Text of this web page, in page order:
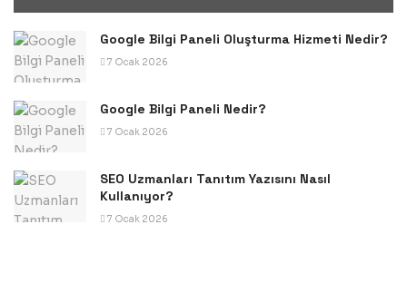
Google Bilgi Paneli Oluşturma Hizmeti Nedir?
7 Ocak 2026
Google Bilgi Paneli Nedir?
7 Ocak 2026
SEO Uzmanları Tanıtım Yazısını Nasıl
Kullanıyor?
7 Ocak 2026